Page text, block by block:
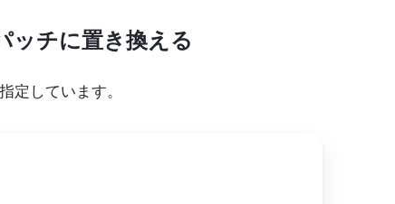
ッチに置き換える
定しています。